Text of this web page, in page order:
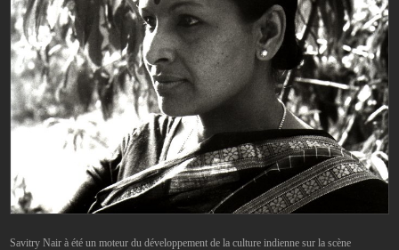
Savitry Nair à été un moteur du développement de la culture indienne sur la scène